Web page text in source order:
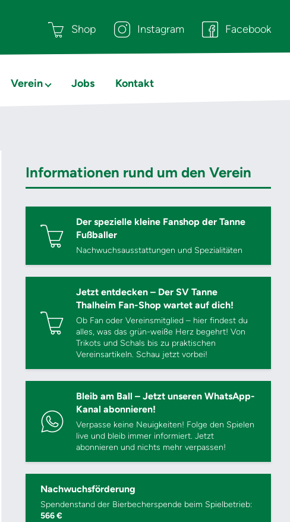
Shop Instagram Facebook
Verein Jobs Kontakt
Informationen rund um den Verein
Der spezielle kleine Fanshop der Tanne
Fußballer
Nachwuchsausstattungen und Spezialitäten
Jetzt entdecken – Der SV Tanne
Thalheim Fan-Shop wartet auf dich!
Ob Fan oder Vereinsmitglied – hier findest du
alles, was das grün-weiße Herz begehrt! Von
Trikots und Schals bis zu praktischen
Vereinsartikeln. Schau jetzt vorbei!
Bleib am Ball – Jetzt unseren WhatsApp-
Kanal abonnieren!
Verpasse keine Neuigkeiten! Folge den Spielen
live und bleib immer informiert. Jetzt
abonnieren und nichts mehr verpassen!
Nachwuchsförderung
Spendenstand der Bierbecherspende beim Spielbetrieb:
566 €